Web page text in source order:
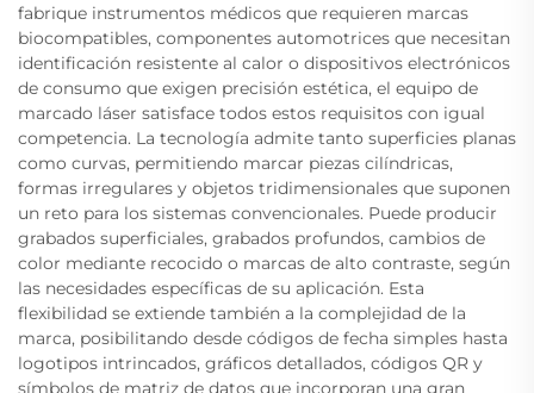
fabrique instrumentos médicos que requieren marcas
biocompatibles, componentes automotrices que necesitan
identificación resistente al calor o dispositivos electrónicos
de consumo que exigen precisión estética, el equipo de
marcado láser satisface todos estos requisitos con igual
competencia. La tecnología admite tanto superficies planas
como curvas, permitiendo marcar piezas cilíndricas,
formas irregulares y objetos tridimensionales que suponen
un reto para los sistemas convencionales. Puede producir
grabados superficiales, grabados profundos, cambios de
color mediante recocido o marcas de alto contraste, según
las necesidades específicas de su aplicación. Esta
flexibilidad se extiende también a la complejidad de la
marca, posibilitando desde códigos de fecha simples hasta
logotipos intrincados, gráficos detallados, códigos QR y
símbolos de matriz de datos que incorporan una gran